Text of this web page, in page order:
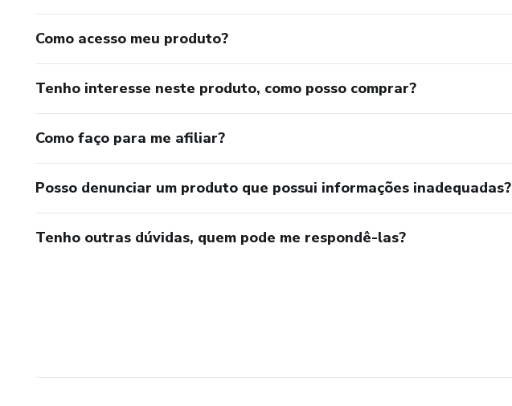
Como acesso meu produto?
Tenho interesse neste produto, como posso comprar?
Como faço para me afiliar?
Posso denunciar um produto que possui informações inadequadas?
Tenho outras dúvidas, quem pode me respondê-las?